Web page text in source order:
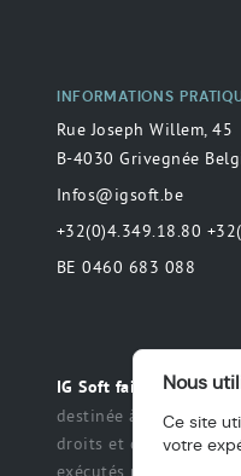
INFORMATIONS
Rue Joseph Willem, 45
B-4030 Grivegnée
Infos@igsoft.be
+32(0)4.349.18.80
BE 0460 683 088
IG Soft fait partie du
destinée à préciser ou
droits et des
exécutés par les
Nous
Ce site
votre